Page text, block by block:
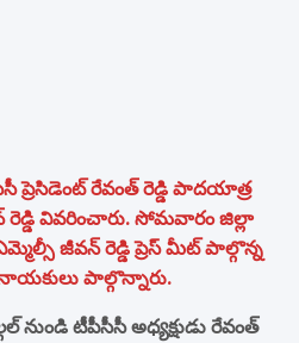
రేవంత్ రెడ్డి పాదయాత్ర
వివరించారు. సోమవారం జిల్లా
జీవన్ రెడ్డి ప్రెస్ మీట్ పాల్గొన్న
నాయకులు పాల్గొన్నారు.
నుండి టీపీసీసీ అధ్యక్షుడు రేవంత్